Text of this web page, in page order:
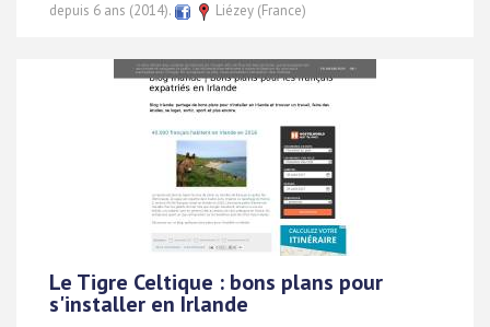
depuis 6 ans (2014).
Liézey (France)
Le Tigre Celtique : bons plans pour
s'installer en Irlande